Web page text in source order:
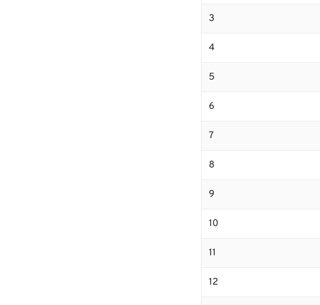
3
4
5
6
7
8
9
10
11
12